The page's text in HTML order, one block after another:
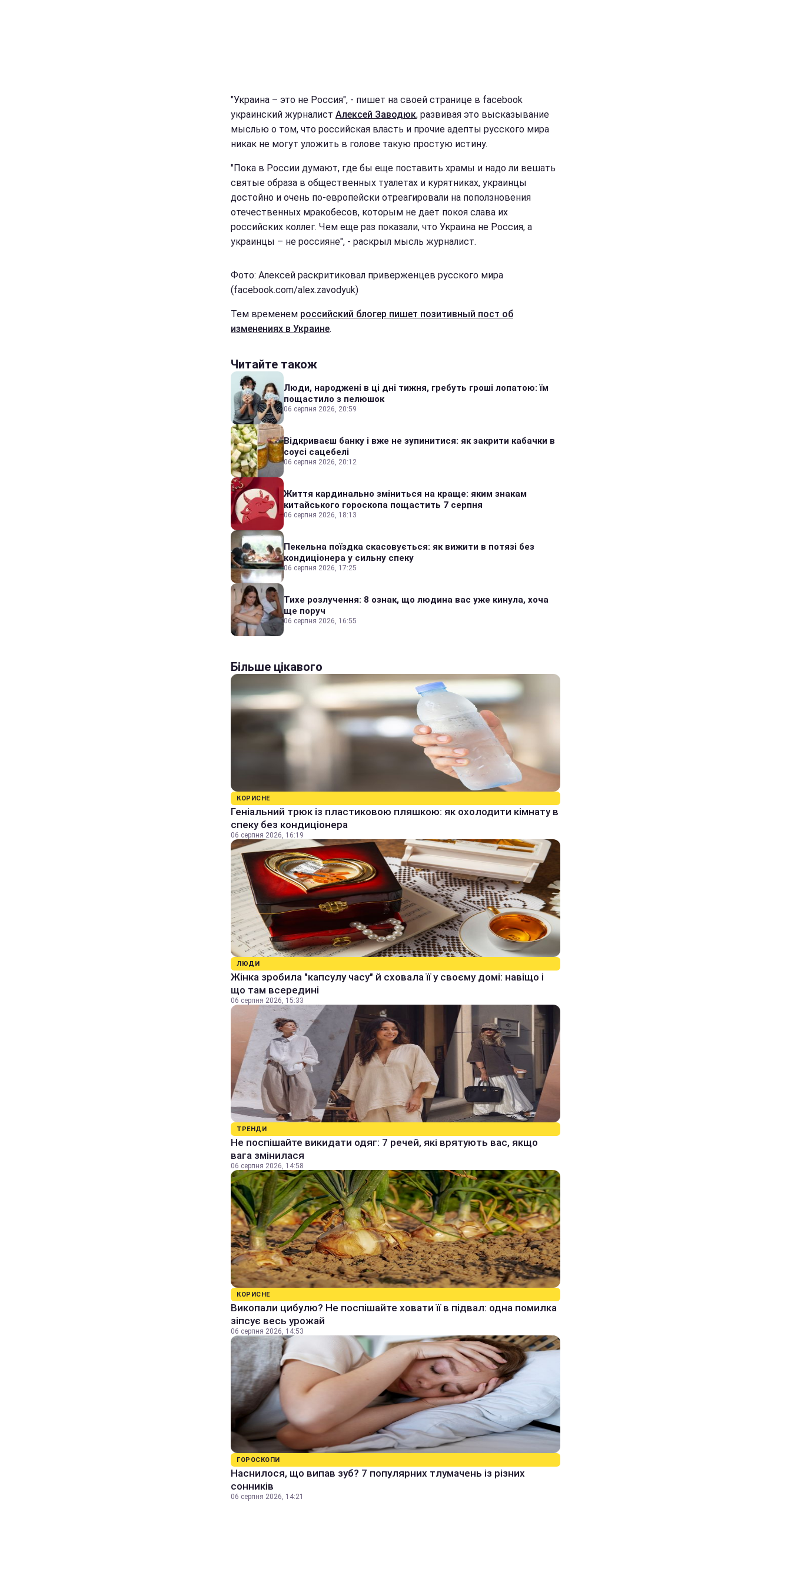
"Украина – это не Россия", - пишет на своей странице в facebook
украинский журналист Алексей Заводюк, развивая это высказывание
мыслью о том, что российская власть и прочие адепты русского мира
никак не могут уложить в голове такую простую истину.
"Пока в России думают, где бы еще поставить храмы и надо ли вешать
святые образа в общественных туалетах и курятниках, украинцы
достойно и очень по-европейски отреагировали на поползновения
отечественных мракобесов, которым не дает покоя слава их
российских коллег. Чем еще раз показали, что Украина не Россия, а
украинцы – не россияне", - раскрыл мысль журналист.
Фото: Алексей раскритиковал приверженцев русского мира
(facebook.com/alex.zavodyuk)
Тем временем российский блогер пишет позитивный пост об
изменениях в Украине.
Читайте також
Люди, народжені в ці дні тижня, гребуть гроші лопатою: їм
пощастило з пелюшок
06 серпня 2026, 20:59
Відкриваєш банку і вже не зупинитися: як закрити кабачки в
соусі сацебелі
06 серпня 2026, 20:12
Життя кардинально зміниться на краще: яким знакам
китайського гороскопа пощастить 7 серпня
06 серпня 2026, 18:13
Пекельна поїздка скасовується: як вижити в потязі без
кондиціонера у сильну спеку
06 серпня 2026, 17:25
Тихе розлучення: 8 ознак, що людина вас уже кинула, хоча
ще поруч
06 серпня 2026, 16:55
Більше цікавого
КОРИСНЕ
Геніальний трюк із пластиковою пляшкою: як охолодити кімнату в
спеку без кондиціонера
06 серпня 2026, 16:19
ЛЮДИ
Жінка зробила "капсулу часу" й сховала її у своєму домі: навіщо і
що там всередині
06 серпня 2026, 15:33
ТРЕНДИ
Не поспішайте викидати одяг: 7 речей, які врятують вас, якщо
вага змінилася
06 серпня 2026, 14:58
КОРИСНЕ
Викопали цибулю? Не поспішайте ховати її в підвал: одна помилка
зіпсує весь урожай
06 серпня 2026, 14:53
ГОРОСКОПИ
Наснилося, що випав зуб? 7 популярних тлумачень із різних
сонників
06 серпня 2026, 14:21